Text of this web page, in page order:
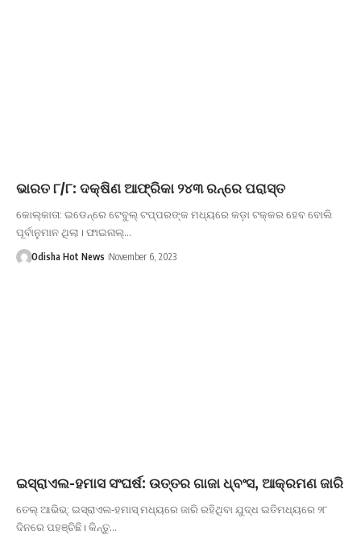
ଭାରତ ୮/୮: ଦକ୍ଷିଣ ଆଫ୍ରିକା ୨୪୩ ରନ୍‌‌ରେ ପରାସ୍ତ
କୋଲ୍‌କାତା: ଇଡେନ୍‌ରେ ଟେବୁଲ୍‌ ଟପ୍ପରଙ୍କ ମଧ୍ୟରେ କଡ଼ା ଟକ୍କର ହେବ ବୋଲି
ପୂର୍ବାନୁମାନ ଥିଲା। ଫାଇନାଲ୍…
Odisha Hot News November 6, 2023
ଇସ୍ରାଏଲ-ହମାସ ସଂଘର୍ଷ: ଉତ୍ତର ଗାଜା ଧ୍ବଂସ, ଆକ୍ରମଣ ଜାରି
ତେଲ୍‌ ଆଭିଭ୍‌: ଇସ୍ରାଏଲ-ହମାସ୍‌ ମଧ୍ୟରେ ଜାରି ରହିଥିବା ଯୁଦ୍ଧ ଇତିମଧ୍ୟରେ ୨୮
ଦିନରେ ପହଞ୍ଚିଛି। କିନ୍ତୁ…